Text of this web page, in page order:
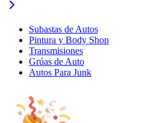
Subastas de Autos
Pintura y Body Shop
Transmisiones
Grúas de Auto
Autos Para Junk